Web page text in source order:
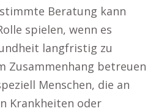
Beratung kann
spielen, wenn es
langfristig zu
Zusammenhang betreuen
Menschen, die an
Krankheiten oder